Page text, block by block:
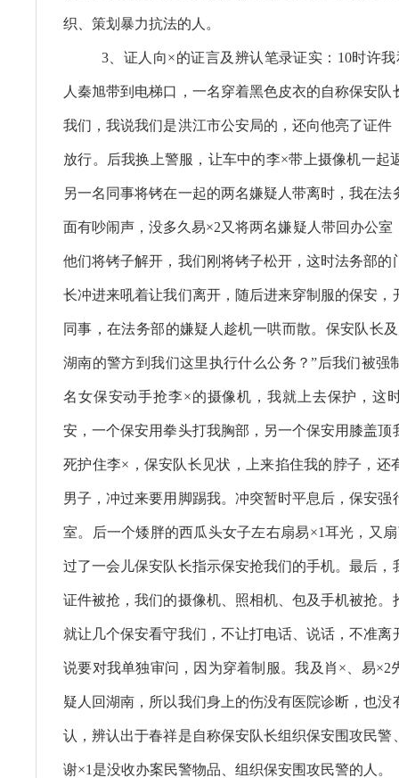
织、策划暴力抗法的人。
3、证人向×的证言及辨认笔录证实：10时许
人秦旭带到电梯口，一名穿着黑色皮衣的自称保安队
我们，我说我们是洪江市公安局的，还向他亮了证件
放行。后我换上警服，让车中的李×带上摄像机一起
另一名同事将铐在一起的两名嫌疑人带离时，我在法
面有吵闹声，没多久易×2又将两名嫌疑人带回办公室
他们将铐子解开，我们刚将铐子松开，这时法务部的
长冲进来吼着让我们离开，随后进来穿制服的保安，
同事，在法务部的嫌疑人趁机一哄而散。保安队长
湖南的警方到我们这里执行什么公务？”后我们被强
名女保安动手抢李×的摄像机，我就上去保护，这
安，一个保安用拳头打我胸部，另一个保安用膝盖顶
死护住李×，保安队长见状，上来掐住我的脖子，还
男子，冲过来要用脚踢我。冲突暂时平息后，保安强
室。后一个矮胖的西瓜头女子左右扇易×1耳光，又
过了一会儿保安队长指示保安抢我们的手机。最后，
证件被抢，我们的摄像机、照相机、包及手机被抢。
就让几个保安看守我们，不让打电话、说话，不准离
说要对我单独审问，因为穿着制服。我及肖×、易×2
疑人回湖南，所以我们身上的伤没有医院诊断，也没
认，辨认出于春祥是自称保安队长组织保安围攻民警
谢×1是没收办案民警物品、组织保安围攻民警的人。